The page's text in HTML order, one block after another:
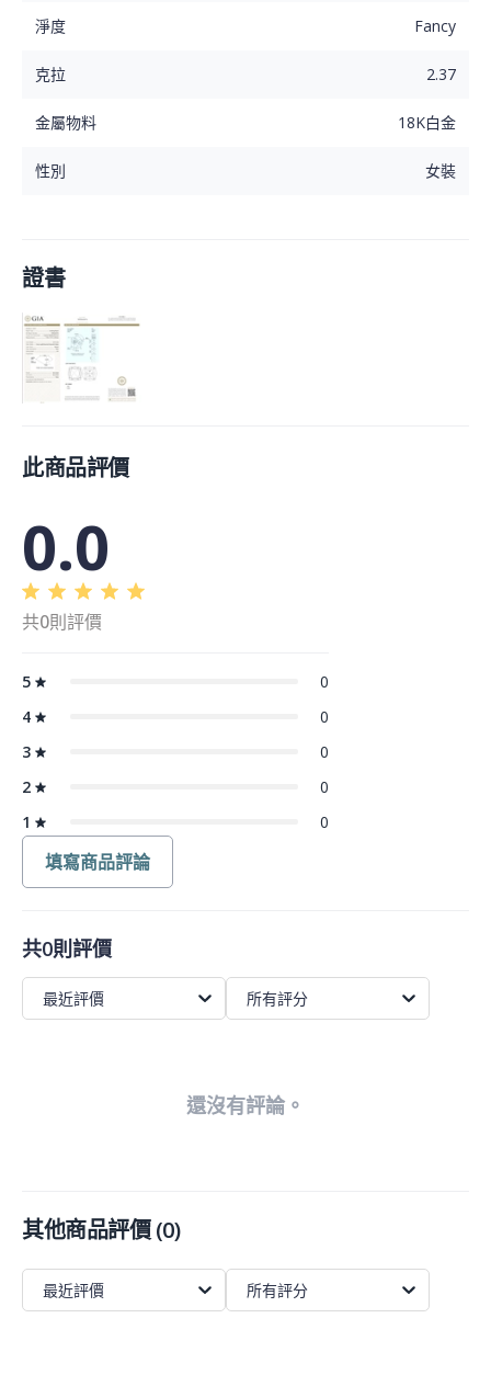
淨度 Fancy
克拉 2.37
金屬物料 18K白金
性別 女裝
證書
此商品評價
0.0
共0則評價
5
0
4
0
3
0
2
0
1
0
填寫商品評論
共0則評價
最近評價 所有評分
還沒有評論。
其他商品評價(0)
最近評價 所有評分